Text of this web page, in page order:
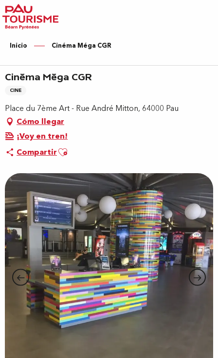
Aller
au
contenu
principal
Inicio Cinéma Méga CGR
Cinéma Méga CGR
CINE
Place du 7ème Art - Rue André Mitton, 64000 Pau
Cómo llegar
¡Voy en tren!
CompartirAjouter aux favoris